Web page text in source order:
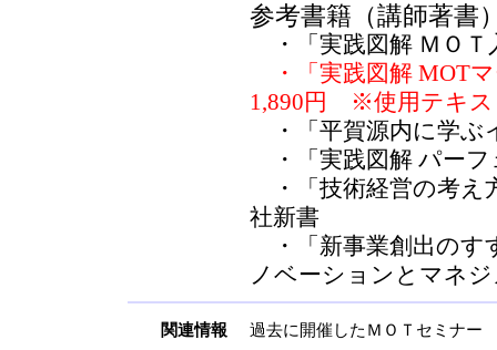
参考書籍（講師著書
・「実践図解 ＭＯＴ
・「実践図解 MOT
1,890円 ※使用テキ
・「平賀源内に学ぶ
・「実践図解 パーフ
・「技術経営の考え
社新書
・「新事業創出のす
ノベーションとマネ
関連情報 過去に開催したＭＯＴセミナー